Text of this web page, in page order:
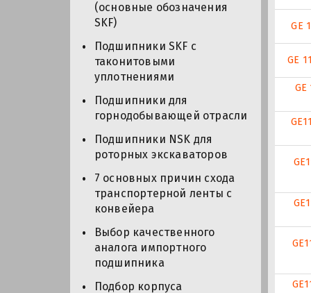
(основные обозначения
SKF)
Подшипники SKF с
таконитовыми
уплотнениями
Подшипники для
горнодобывающей отрасли
Подшипники NSK для
роторных экскаваторов
7 основных причин схода
транспортерной ленты с
конвейера
Выбор качественного
аналога импортного
подшипника
Подбор корпуса
GE
GE
GE